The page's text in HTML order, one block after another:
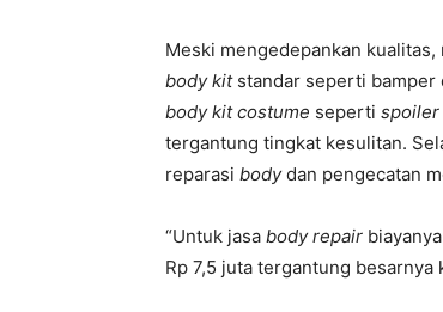
Meski mengedepankan
body kitstandar seperti bamper
body kit costume seperti spoiler
tergantung tingkat kesulitan.
reparasi bodydan pengecatan
“Untuk jasa body repair
Rp 7,5 juta tergantung besarnya